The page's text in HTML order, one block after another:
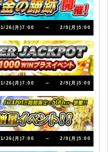
1/26(月)7:00 ～ 2/9(月)5:00
1/26(月)7:00 ～ 2/9(月)5:00
1/26(月)7:00 ～ 2/9(月)5:00